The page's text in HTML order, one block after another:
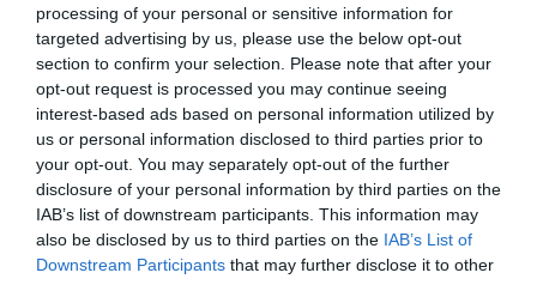
processing of your personal or sensitive information for
targeted advertising by us, please use the below opt-out
section to confirm your selection. Please note that after your
opt-out request is processed you may continue seeing
interest-based ads based on personal information utilized by
us or personal information disclosed to third parties prior to
your opt-out. You may separately opt-out of the further
disclosure of your personal information by third parties on the
IAB’s list of downstream participants. This information may
also be disclosed by us to third parties on the IAB’s List of
Downstream Participants that may further disclose it to other
A hőhullámokkal sokan elsősorban a
légkondicionáló bekapcsolásával
2026. JÚNIUS 18. ● TÓTH EMMA
Ezekkel az ételekkel
könnyebb átvészelni a